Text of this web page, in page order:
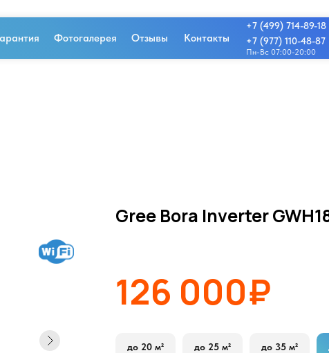
Фотогалерея Контакты
Пн-Вс 07:00-20:00
+7 (499) 714-89-18
+7 (977) 110-48-87
Отзывы
Gree Bora Inverter
до 20 м² до 25 м² до 35 м²
126 000₽